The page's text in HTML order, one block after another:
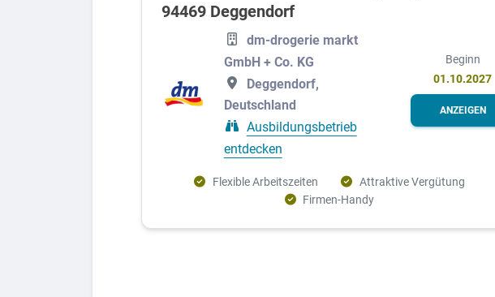
Handel
Kaufmännisches, Büro und Verwaltung
2027
94469 Deggendorf
dm-drogerie markt
GmbH + Co. KG
Deggendorf,
Deutschland
Ausbildungsbetrieb
entdecken
Beginn
01.10.2027
ANZEIGEN
Flexible Arbeitszeiten
Attraktive Vergütung
Firmen-Handy